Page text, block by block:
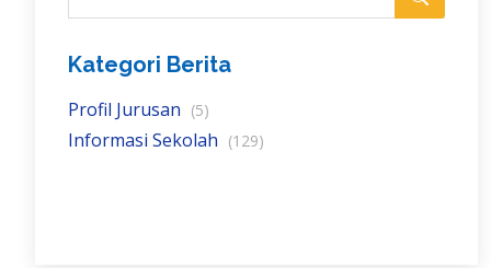
Kategori Berita
Profil Jurusan (5)
Informasi Sekolah (129)